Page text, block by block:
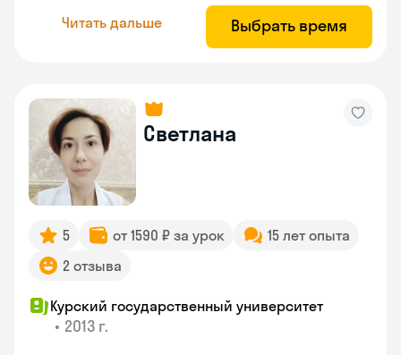
Читать дальше Выбрать время
Светлана
5 от 1590 ₽ за урок
15 лет опыта
2 отзыва
Курский государственный университет
• 2013 г.